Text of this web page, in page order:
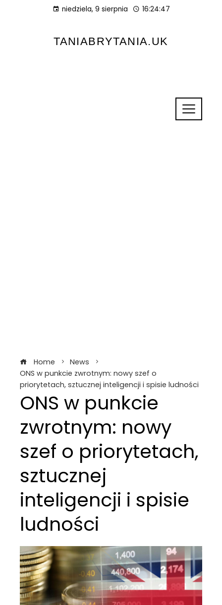
niedziela, 9 sierpnia 16:24:48
TANIABRYTANIA.UK
Home
News
ONS w punkcie zwrotnym: nowy szef o
priorytetach, sztucznej inteligencji i spisie ludności
ONS w punkcie
zwrotnym: nowy
szef o priorytetach,
sztucznej
inteligencji i spisie
ludności